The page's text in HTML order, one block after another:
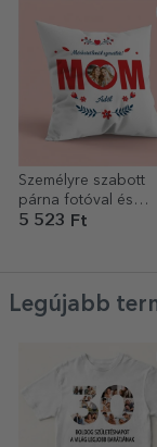
Személyre szabott
párna fotóval és
üzenettel - Anya
5 523 Ft
Legújabb